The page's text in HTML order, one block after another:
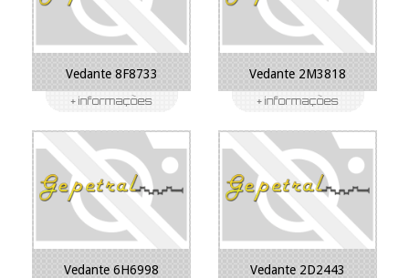
Vedante 8F8733 Vedante 2M3818
Vedante 6H6998 Vedante 2D2443